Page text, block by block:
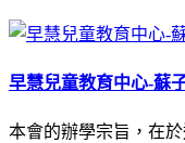
早慧兒童教育中心-蘇
本會的辦學宗旨，在